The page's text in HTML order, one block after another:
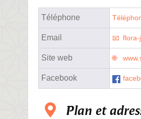
Téléphone
Email
Site web
Facebook
Plan et